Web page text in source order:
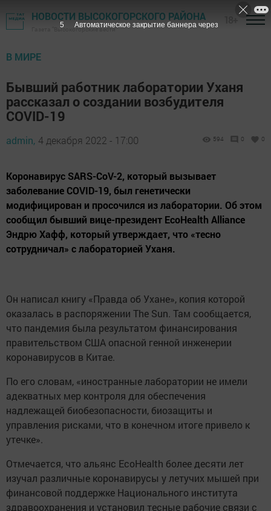
НОВОСТИ ВЫСОКОГОРСКОГО РАЙОНА
Газета "Высокогорские вести"
В МИРЕ
Бывший работник лаборатории Уханя
рассказал о создании возбудителя
COVID-19
admin, 4 декабря 2022 - 17:00 594 0 0
Коронавирус SARS-CoV-2, который вызывает
заболевание COVID-19, был генетически
модифицирован и просочился из лаборатории. Об этом
сообщил бывший вице-президент EcoHealth Alliance
Эндрю Хафф, который утверждает, что «тесно
сотрудничал» с лабораторией Уханя.
Он написал книгу «Правда об Ухане», копия которой
оказалась в распоряжении The Sun. Там сообщается,
что пандемия была результатом финансирования
правительством США опасной генной инженерии
коронавирусов в Китае.
По его словам, «иностранные лаборатории не имели
адекватных мер контроля для обеспечения
надлежащей биобезопасности, биозащиты и
управления рисками, что в конечном итоге привело к
утечке».
Отмечается, что альянс EcoHealth более десяти лет
изучал различные коронавирусы у летучих мышей при
финансовой поддержке Национального института
здравоохранения и установил тесные рабочие связи с
4 Автоматическое закрытие баннера через